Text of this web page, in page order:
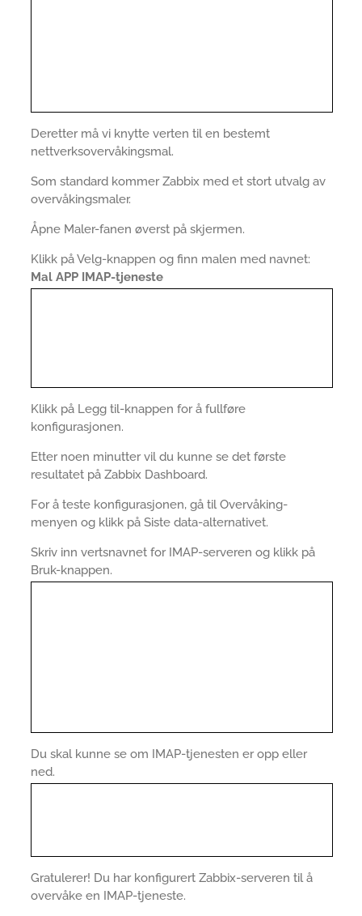
Deretter må vi knytte verten til en bestemt
nettverksovervåkingsmal.
Som standard kommer Zabbix med et stort utvalg av
overvåkingsmaler.
Åpne Maler-fanen øverst på skjermen.
Klikk på Velg-knappen og finn malen med navnet:
Mal APP IMAP-tjeneste
Klikk på Legg til-knappen for å fullføre
konfigurasjonen.
Etter noen minutter vil du kunne se det første
resultatet på Zabbix Dashboard.
For å teste konfigurasjonen, gå til Overvåking-
menyen og klikk på Siste data-alternativet.
Skriv inn vertsnavnet for IMAP-serveren og klikk på
Bruk-knappen.
Du skal kunne se om IMAP-tjenesten er opp eller
ned.
Gratulerer! Du har konfigurert Zabbix-serveren til å
overvåke en IMAP-tjeneste.